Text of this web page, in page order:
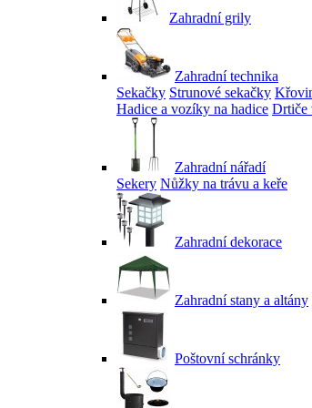
Zahradní grily
Zahradní technika
Sekačky Strunové sekačky
Hadice a vozíky na hadice Drtiče
Zahradní nářadí
Sekery Nůžky na trávu a keře
Zahradní dekorace
Zahradní stany a altány
Poštovní schránky